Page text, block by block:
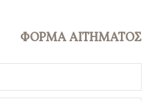
ΦΟΡΜΑ ΑΙΤΗΜΑΤΟΣ